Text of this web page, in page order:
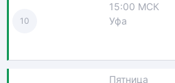
10
15:00 МСК
Уфа
Пятница